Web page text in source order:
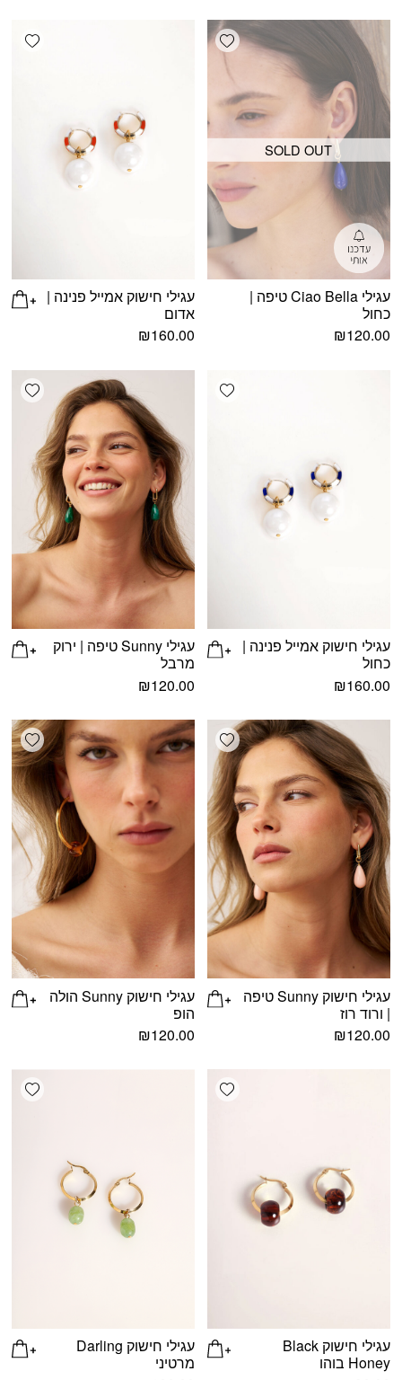
Add wishlist
SOLD OUT
עגילי Ciao Bella טיפה |
כחול
₪120.00
עגילי חישוק אמייל פנינה |
אדום
₪160.00
Add wishlist
עגילי חישוק אמייל פנינה |
כחול
₪160.00
עגילי Sunny טיפה | ירוק
מרבל
₪120.00
Add wishlist
עגילי חישוק Sunny טיפה
| ורוד רוז
₪120.00
עגילי חישוק Sunny הולה
הופ
₪120.00
Add wishlist
עגילי חישוק Black
Honey בוהו
עגילי חישוק Darling
מרטיני